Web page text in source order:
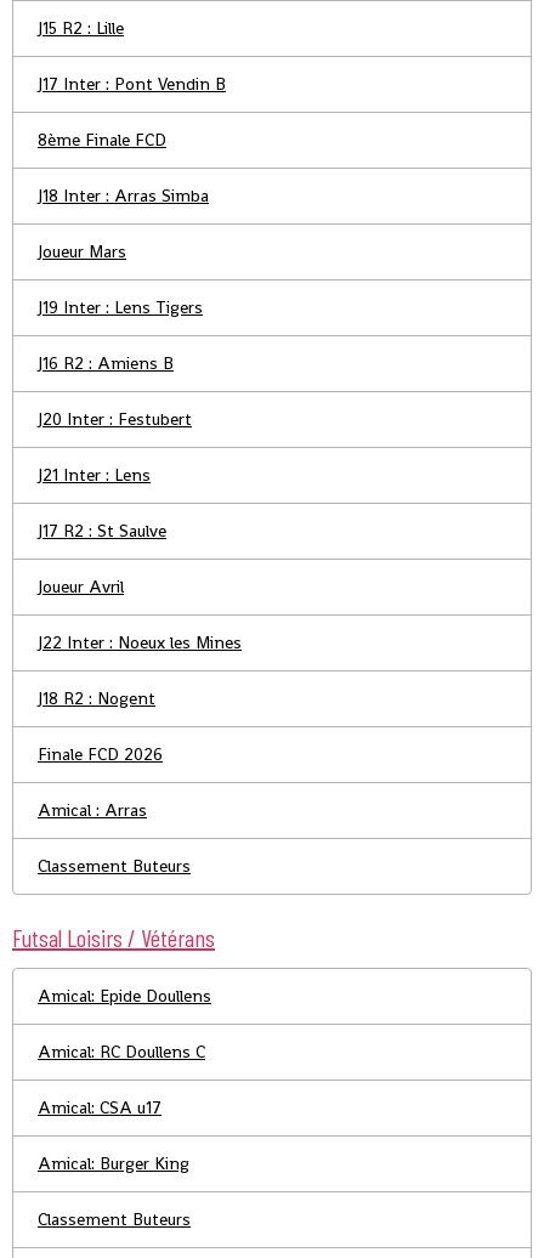
J15 R2 : Lille
J17 Inter : Pont Vendin B
8ème Finale FCD
J18 Inter : Arras Simba
Joueur Mars
J19 Inter : Lens Tigers
J16 R2 : Amiens B
J20 Inter : Festubert
J21 Inter : Lens
J17 R2 : St Saulve
Joueur Avril
J22 Inter : Noeux les Mines
J18 R2 : Nogent
Finale FCD 2026
Amical : Arras
Classement Buteurs
Futsal Loisirs / Vétérans
Amical: Epide Doullens
Amical: RC Doullens C
Amical: CSA u17
Amical: Burger King
Classement Buteurs